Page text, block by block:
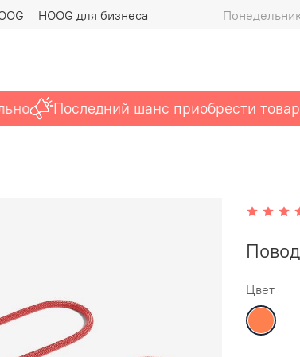
HOOG для бизнеса
Последний шанс приобрести товары
Цвет